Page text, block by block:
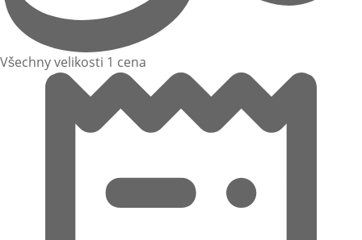
Všechny velikosti 1 cena